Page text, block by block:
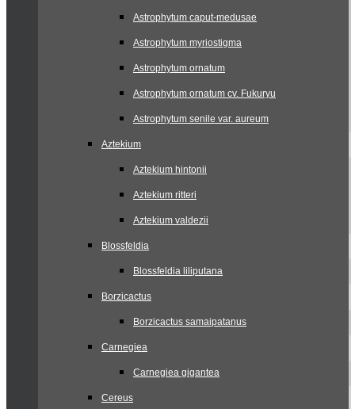
Astrophytum caput-medusae
Astrophytum myriostigma
Astrophytum ornatum
Astrophytum ornatum cv. Fukuryu
Astrophytum senile var. aureum
Aztekium
Aztekium hintonii
Aztekium ritteri
Aztekium valdezii
Blossfeldia
Blossfeldia liliputana
Borzicactus
Borzicactus samaipatanus
Carnegiea
Carnegiea gigantea
Cereus